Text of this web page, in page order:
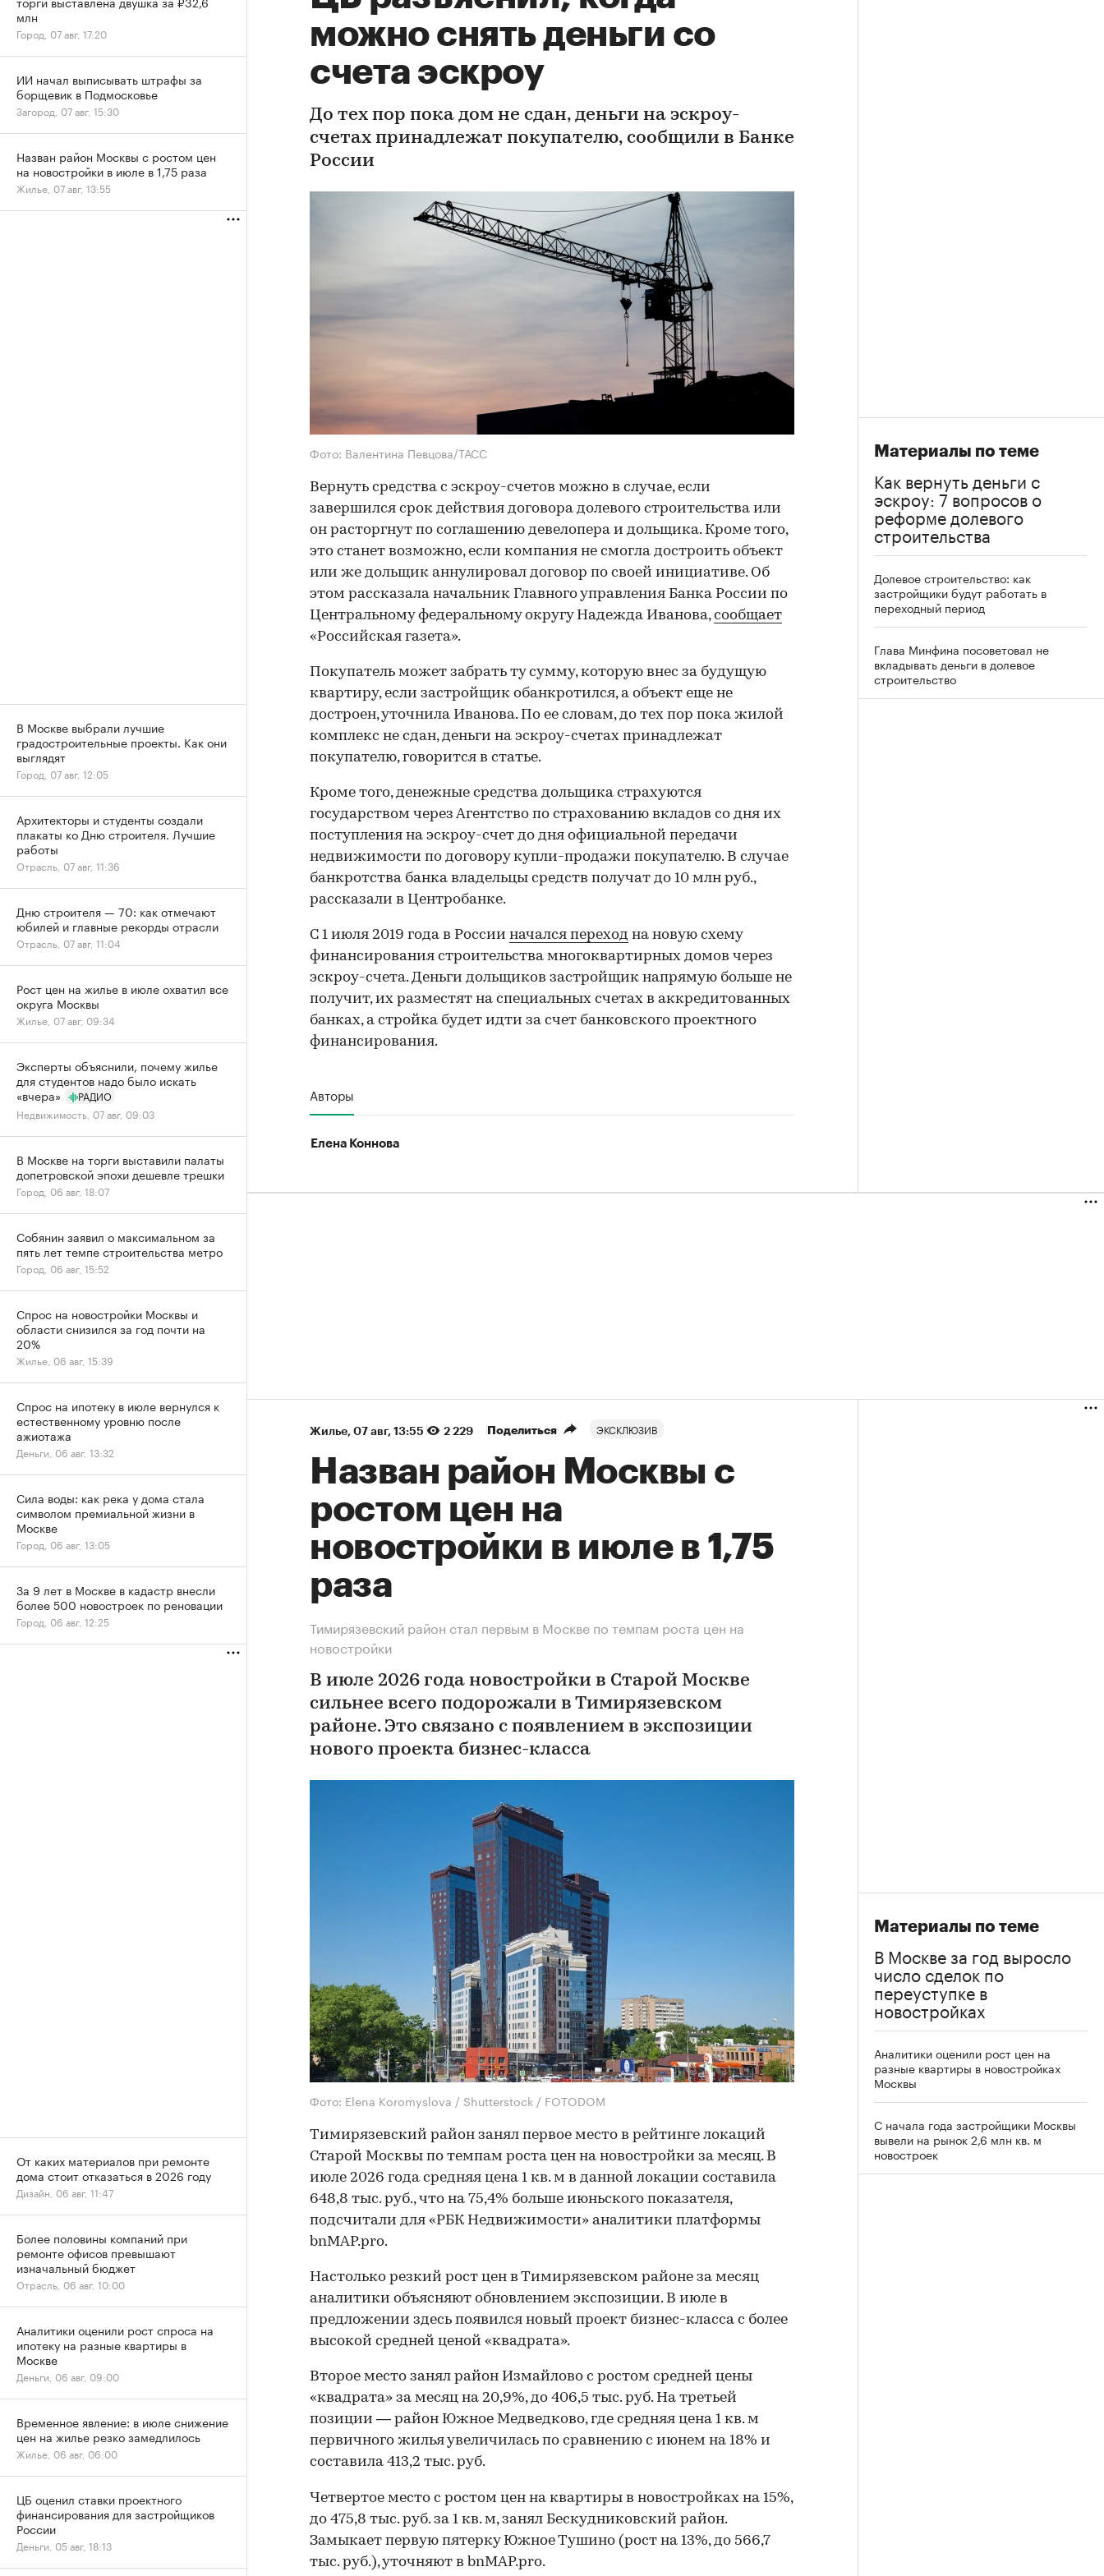
можно снять деньги со
счета эскроу
До тех пор пока дом не сдан, деньги на эскроу-
счетах принадлежат покупателю, сообщили в Банке
России
Фото: Валентина Певцова/ТАСС
Вернуть средства с эскроу-счетов можно в случае, если
завершился срок действия договора долевого строительства или
он расторгнут по соглашению девелопера и дольщика. Кроме того,
это станет возможно, если компания не смогла достроить объект
или же дольщик аннулировал договор по своей инициативе. Об
этом рассказала начальник Главного управления Банка России по
Центральному федеральному округу Надежда Иванова,сообщает
«Российская газета».
Покупатель может забрать ту сумму, которую внес за будущую
квартиру, если застройщик обанкротился, а объект еще не
достроен, уточнила Иванова. По ее словам, до тех пор пока жилой
комплекс не сдан, деньги на эскроу-счетах принадлежат
покупателю, говорится в статье.
Кроме того, денежные средства дольщика страхуются
государством через Агентство по страхованию вкладов со дня их
поступления на эскроу-счет до дня официальной передачи
недвижимости по договору купли-продажи покупателю. В случае
банкротства банка владельцы средств получат до 10 млн руб.,
рассказали в Центробанке.
С 1 июля 2019 года в России начался переход на новую схему
финансирования строительства многоквартирных домов через
эскроу-счета. Деньги дольщиков застройщик напрямую больше не
получит, их разместят на специальных счетах в аккредитованных
банках, а стройка будет идти за счет банковского проектного
финансирования.
Авторы
Елена Коннова
Материалы по теме
Как вернуть деньги с
эскроу: 7 вопросов о
реформе долевого
строительства
Долевое строительство: как
застройщики будут работать в
переходный период
Глава Минфина посоветовал не
вкладывать деньги в долевое
строительство
Жилье⁠, 07 авг, 13:55 2 229 Поделиться ЭКСКЛЮЗИВ
Назван район Москвы с
ростом цен на
новостройки в июле в 1,75
раза
Тимирязевский район стал первым в Москве по темпам роста цен на
новостройки
В июле 2026 года новостройки в Старой Москве
сильнее всего подорожали в Тимирязевском
районе. Это связано с появлением в экспозиции
нового проекта бизнес-класса
Фото: Elena Koromyslova / Shutterstock / FOTODOM
Тимирязевский район занял первое место в рейтинге локаций
Старой Москвы по темпам роста цен на новостройки за месяц. В
июле 2026 года средняя цена 1 кв. м в данной локации составила
648,8 тыс. руб., что на 75,4% больше июньского показателя,
подсчитали для «РБК Недвижимости» аналитики платформы
bnMAP.pro.
Настолько резкий рост цен в Тимирязевском районе за месяц
аналитики объясняют обновлением экспозиции. В июле в
предложении здесь появился новый проект бизнес-класса с более
высокой средней ценой «квадрата».
Второе место занял район Измайлово с ростом средней цены
«квадрата» за месяц на 20,9%, до 406,5 тыс. руб. На третьей
позиции — район Южное Медведково, где средняя цена 1 кв. м
первичного жилья увеличилась по сравнению с июнем на 18% и
составила 413,2 тыс. руб.
Четвертое место с ростом цен на квартиры в новостройках на 15%,
до 475,8 тыс. руб. за 1 кв. м, занял Бескудниковский район.
Замыкает первую пятерку Южное Тушино (рост на 13%, до 566,7
тыс. руб.), уточняют в bnMAP.pro.
Материалы по теме
В Москве за год выросло
число сделок по
переуступке в
новостройках
Аналитики оценили рост цен на
разные квартиры в новостройках
Москвы
С начала года застройщики Москвы
вывели на рынок 2,6 млн кв. м
новостроек
млн
Город, 07 авг, 17:20
ИИ начал выписывать штрафы за
борщевик в Подмосковье
Загород, 07 авг, 15:30
Назван район Москвы с ростом цен
на новостройки в июле в 1,75 раза
Жилье, 07 авг, 13:55
В Москве выбрали лучшие
градостроительные проекты. Как они
выглядят
Город, 07 авг, 12:05
Архитекторы и студенты создали
плакаты ко Дню строителя. Лучшие
работы
Отрасль, 07 авг, 11:36
Дню строителя — 70: как отмечают
юбилей и главные рекорды отрасли
Отрасль, 07 авг, 11:04
Рост цен на жилье в июле охватил все
округа Москвы
Жилье, 07 авг, 09:34
Эксперты объяснили, почему жилье
для студентов надо было искать
«вчера»
РАДИО
Недвижимость, 07 авг, 09:03
В Москве на торги выставили палаты
допетровской эпохи дешевле трешки
Город, 06 авг, 18:07
Собянин заявил о максимальном за
пять лет темпе строительства метро
Город, 06 авг, 15:52
Спрос на новостройки Москвы и
области снизился за год почти на
20%
Жилье, 06 авг, 15:39
Спрос на ипотеку в июле вернулся к
естественному уровню после
ажиотажа
Деньги, 06 авг, 13:32
Сила воды: как река у дома стала
символом премиальной жизни в
Москве
Город, 06 авг, 13:05
За 9 лет в Москве в кадастр внесли
более 500 новостроек по реновации
Город, 06 авг, 12:25
От каких материалов при ремонте
дома стоит отказаться в 2026 году
Дизайн, 06 авг, 11:47
Более половины компаний при
ремонте офисов превышают
изначальный бюджет
Отрасль, 06 авг, 10:00
Аналитики оценили рост спроса на
ипотеку на разные квартиры в
Москве
Деньги, 06 авг, 09:00
Временное явление: в июле снижение
цен на жилье резко замедлилось
Жилье, 06 авг, 06:00
ЦБ оценил ставки проектного
финансирования для застройщиков
России
Деньги, 05 авг, 18:13